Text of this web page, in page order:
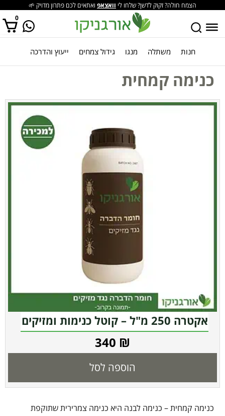
הצמח חולה? זקוק לדשן? שלחו לי וואצאפ ואתאים לכם פתרון מדויק 🌱
0
אין מוצרים בסל הקניות. חנות משתלה מנגו גידול צמחים ייעוץ והדרכה
כנימה קמחית
אקטרה 250 מ"ל – קוטל כנימות ומזיקים
340 ₪
הוספה לסל
כנימה קמחית – כנימה לבנה היא כנימה צמרירית שתוקפת